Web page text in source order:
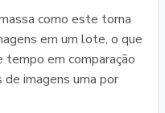
como este torna
em um lote, o que
tempo em comparação
imagens uma por